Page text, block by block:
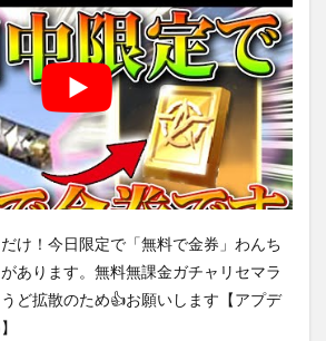
だけ！今日限定で「無料で金券」わんち
あります。無料無課金ガチャリセマラ
ど拡散のため👍お願いします【アプデ